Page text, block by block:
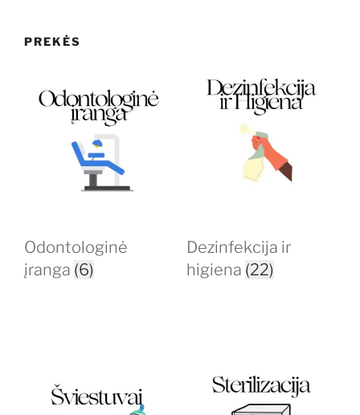
PREKĖS
Odontologinė
įranga (6)
Dezinfekcija ir
higiena (22)